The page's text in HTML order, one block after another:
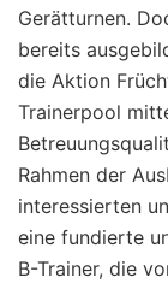
Gerätturnen.
bereits
die Aktion
Trainerpool
Rahmen der
interessierten
eine fundierte
B-Trainer, die